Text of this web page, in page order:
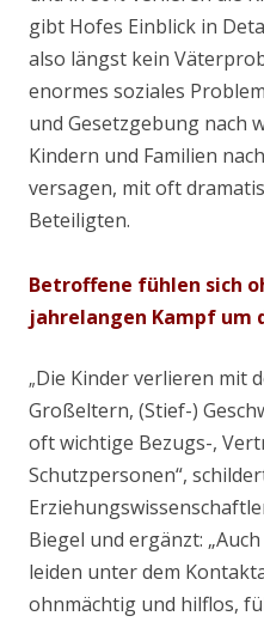
gibt Hofes Einblick in
also längst kein
enormes soziales
und Gesetzgebung nach
Kindern und Familien
versagen, mit oft
Beteiligten.
Betroffene fühlen sich
jahrelangen Kampf um
„Die Kinder verlieren mit
Großeltern, (Stief-)
oft wichtige Bezugs-,
Schutzpersonen“,
Biegel und ergänzt:
leiden unter dem
ohnmächtig und hilflos,